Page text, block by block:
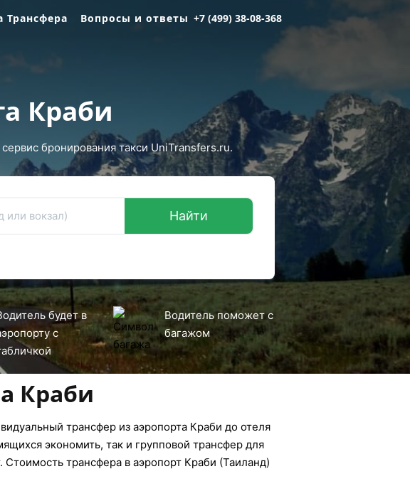
Трансфера Вопросы и ответы +7 (499) 38-08-368
Краби
бронирования такси UniTransfers.ru.
или вокзал) Найти
будет в
с
Водитель поможет с
багажом
Краби
трансфер из аэропорта Краби до отеля
экономить, так и групповой трансфер для
трансфера в аэропорт Краби (Таиланд)